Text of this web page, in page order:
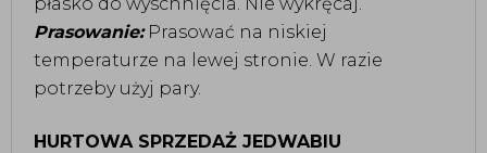
Prasowanie:Prasować na niskiej
temperaturze na lewej stronie. W razie
potrzeby użyj pary.
HURTOWA SPRZEDAŻ JEDWABIU